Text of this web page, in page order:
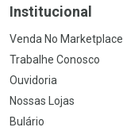
Institucional
Venda No Marketplace
Trabalhe Conosco
Ouvidoria
Nossas Lojas
Bulário